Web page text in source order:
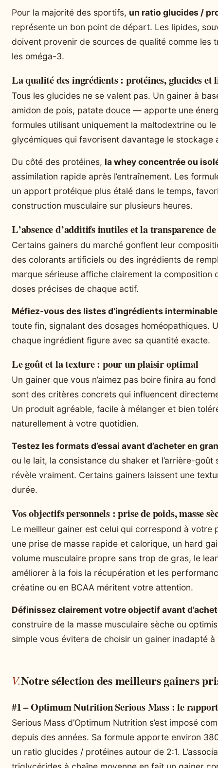
Pour la majorité des sportifs, un ratio glucides /
représente un bon point de départ. Les lipides,
doivent provenir de sources de qualité comme les
les oméga-3.
La qualité des ingrédients : protéines, glucides et
Tous les glucides ne se valent pas. Un gainer à
amidon de pois, patate douce — apporte une
formules utilisant uniquement la maltodextrine ou
glycémiques qui favorisent davantage le stockage
Du côté des protéines, la whey concentrée ou
assimilation rapide après l’entraînement. Les
un apport protéique plus étalé dans le temps,
construction musculaire sur plusieurs heures.
L’absence d’additifs inutiles et la transparence
Certains gainers du marché gonflent leur
des colorants artificiels ou des ingrédients de
marque sérieuse affiche clairement la composition
doses précises de chaque actif.
Méfiez-vous des listes d’ingrédients
toute fin, signalant des dosages homéopathiques.
chaque ingrédient figure avec sa quantité exacte.
Le goût et la texture : pour un plaisir optimal
Un gainer que vous n’aimez pas boire finira au
sont des critères concrets qui influencent
Un produit agréable, facile à mélanger et bien
naturellement à votre quotidien.
Testez les formats d’essai avant d’acheter en
ou le lait, la consistance du shaker et l’arrière-goût
révèle vraiment. Certains gainers laissent une
durée.
Vos objectifs personnels : prise de poids, masse
Le meilleur gainer est celui qui correspond à
une prise de masse rapide et calorique, un hard
volume musculaire propre sans trop de gras, le
améliorer à la fois la récupération et les
créatine ou en BCAA méritent votre attention.
Définissez clairement votre objectif avant
construire de la masse musculaire sèche ou
simple vous évitera de choisir un gainer inadapté
Notre sélection des meilleurs gainers
#1 – Optimum Nutrition Serious Mass : le
Serious Mass d’Optimum Nutrition s’est imposé
depuis des années. Sa formule apporte environ
un ratio glucides / protéines autour de 2:1.